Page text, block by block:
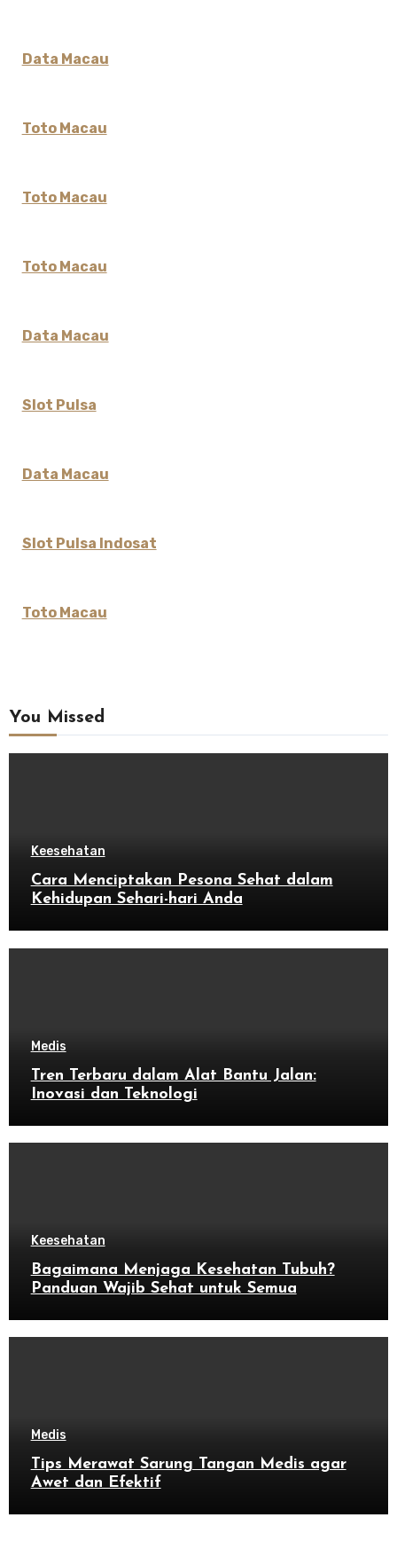
Data Macau
Toto Macau
Toto Macau
Toto Macau
Data Macau
Slot Pulsa
Data Macau
Slot Pulsa Indosat
Toto Macau
You Missed
Keesehatan
Cara Menciptakan Pesona Sehat dalam
Kehidupan Sehari-hari Anda
Medis
Tren Terbaru dalam Alat Bantu Jalan:
Inovasi dan Teknologi
Keesehatan
Bagaimana Menjaga Kesehatan Tubuh?
Panduan Wajib Sehat untuk Semua
Medis
Tips Merawat Sarung Tangan Medis agar
Awet dan Efektif